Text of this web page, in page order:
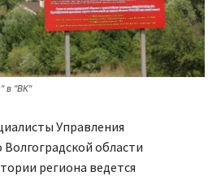
в "ВК"
Управления
области
региона ведется